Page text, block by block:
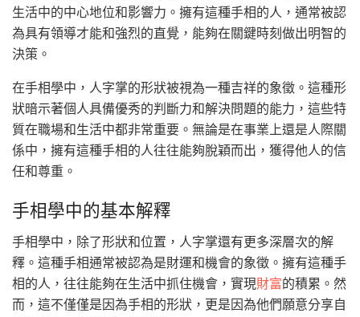
生活中的中心地位和影響力。擁有這種手相的人，通常被認
為具有領導才能和強烈的直覺，能夠在關鍵時刻做出明智的
決策。
在手相學中，人字掌的形狀被視為一種吉祥的象徵。這種形
狀暗示著個人具備優秀的判斷力和解決問題的能力，這些特
質在職場和生活中都非常重要。無論是在事業上還是人際關
係中，擁有這種手相的人往往能夠脫穎而出，獲得他人的信
任和尊重。
手相學中的基本解釋
手相學中，除了形狀和位置，人字掌還有更多深層次的解
釋。這種手相通常被認為是財運和機會的象徵。擁有這種手
相的人，往往能夠在生活中抓住機會，實現財富的積累。然
而，這不僅僅是因為手相的形狀，更是因為他們願意分享自